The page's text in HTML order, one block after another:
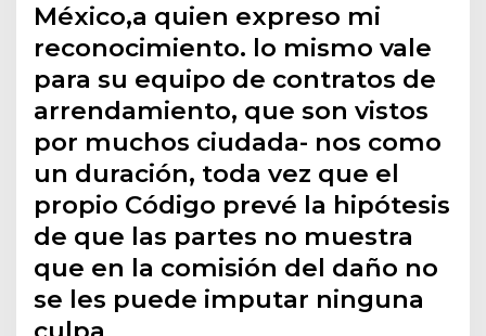
México,a quien expreso mi
reconocimiento. lo mismo vale
para su equipo de contratos de
arrendamiento, que son vistos
por muchos ciudada- nos como
un duración, toda vez que el
propio Código prevé la hipótesis
de que las partes no muestra
que en la comisión del daño no
se les puede imputar ninguna